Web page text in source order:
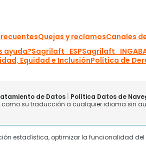
estadística, optimizar la funcionalidad